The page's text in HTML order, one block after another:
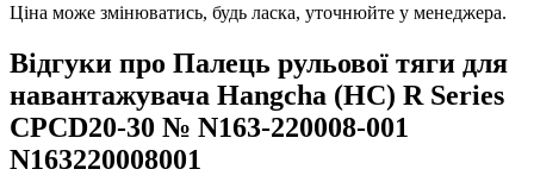
Ціна може змінюватись, будь ласка, уточнюйте у менеджера.
Відгуки про Палець рульової тяги для
навантажувача Hangcha (HC) R Series
CPCD20-30 № N163-220008-001
N163220008001